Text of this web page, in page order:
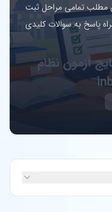
مطلب تمامی مراحل ثبت
پاسخ به سوالات کلیدی